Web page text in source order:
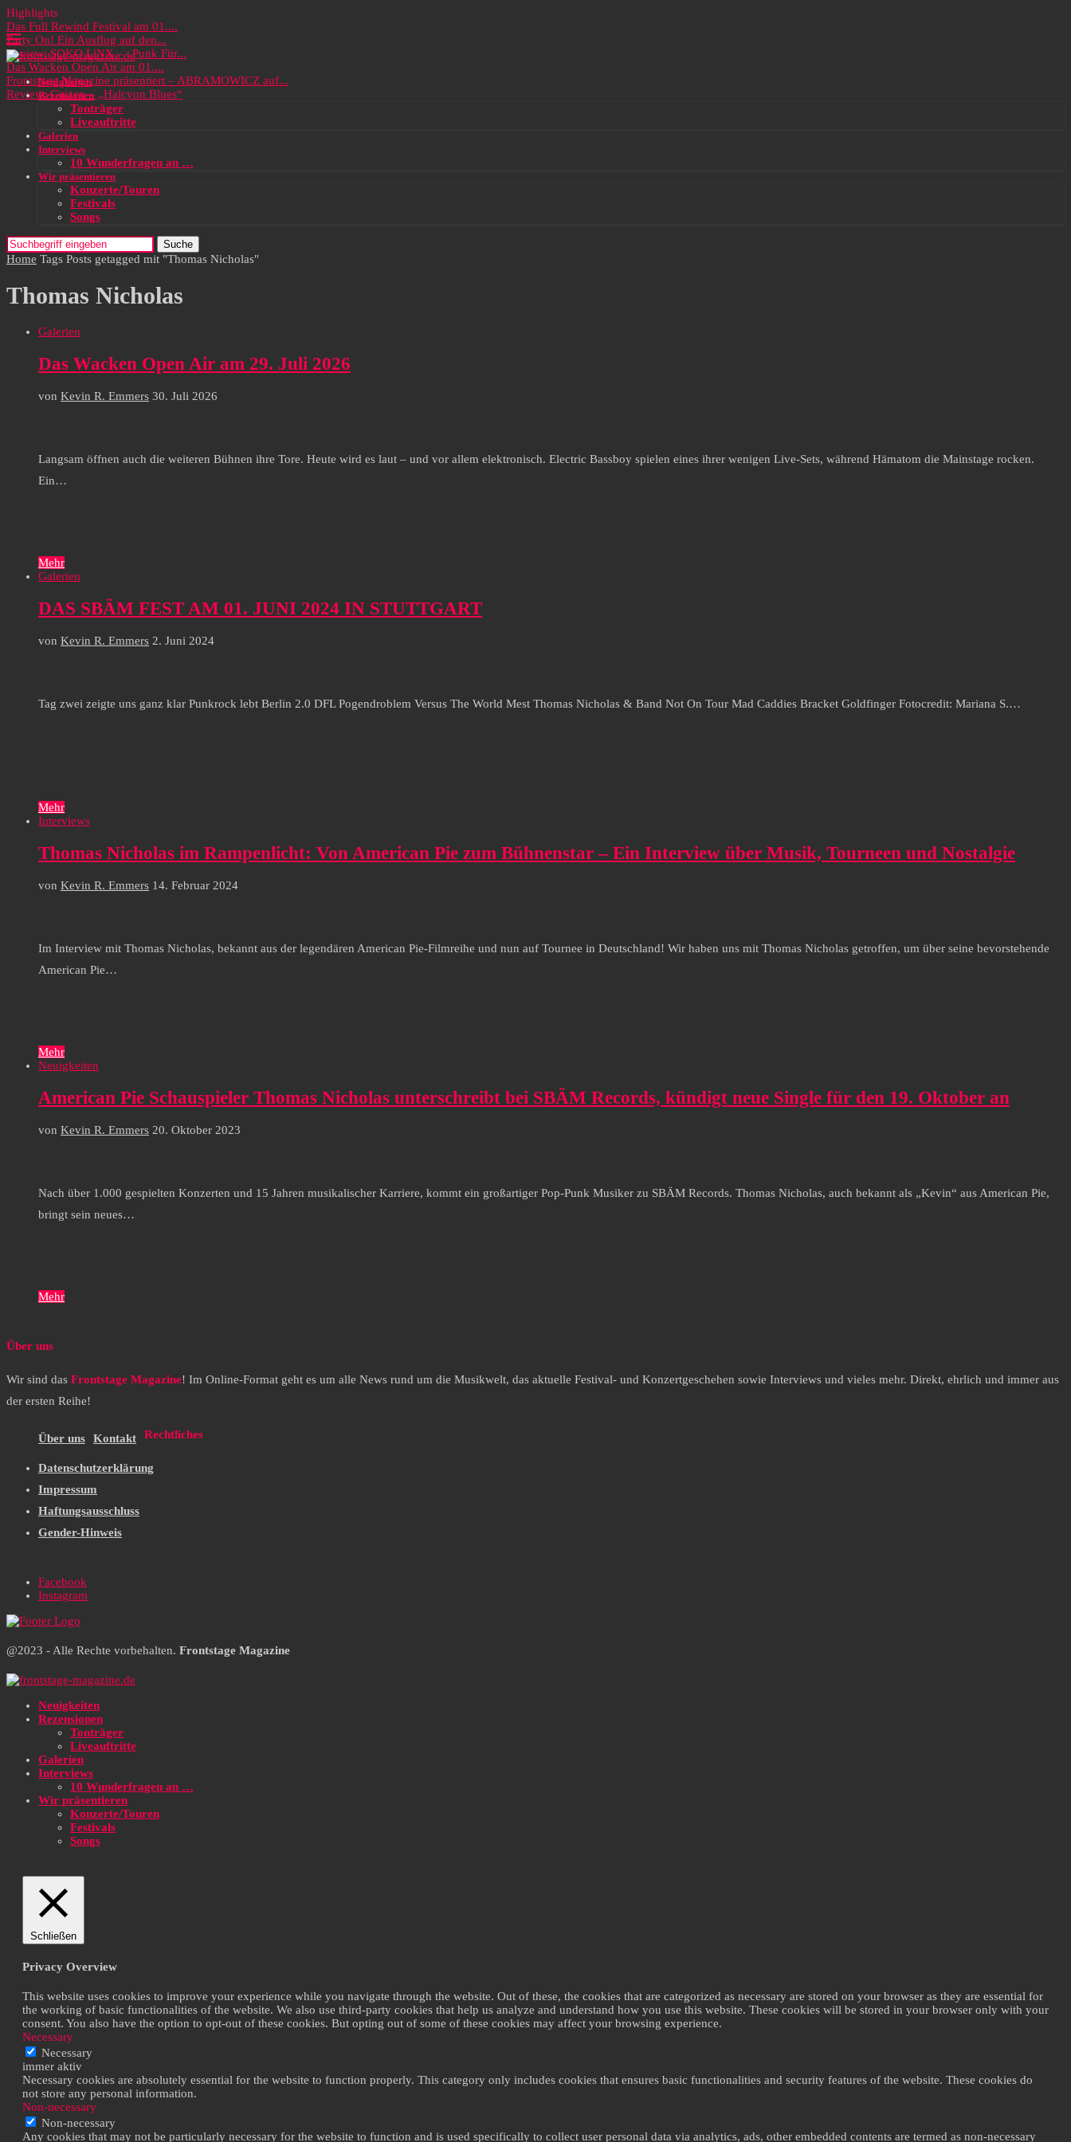
Highlights
Das Full Rewind Festival am 01....
Party On! Ein Ausflug auf den...
Review: SOKO LiNX – „Punk Für...
Das Wacken Open Air am 01....
Frontstage Magazine präsentiert – ABRAMOWICZ auf...
Review: Citizen – „Halcyon Blues“
Neuigkeiten
Rezensionen
Tonträger
Liveauftritte
Galerien
Interviews
10 Wunderfragen an …
Wir präsentieren
Konzerte/Touren
Festivals
Songs
Suche
Home Tags Posts getagged mit "Thomas Nicholas"
Thomas Nicholas
Galerien
Das Wacken Open Air am 29. Juli 2026
von Kevin R. Emmers 30. Juli 2026
Langsam öffnen auch die weiteren Bühnen ihre Tore. Heute wird es laut – und vor allem elektronisch. Electric Bassboy spielen eines ihrer wenigen Live-Sets, während Hämatom die Mainstage rocken.
Ein…
Mehr
Galerien
DAS SBÄM FEST AM 01. JUNI 2024 IN STUTTGART
von Kevin R. Emmers 2. Juni 2024
Tag zwei zeigte uns ganz klar Punkrock lebt Berlin 2.0 DFL Pogendroblem Versus The World Mest Thomas Nicholas & Band Not On Tour Mad Caddies Bracket Goldfinger Fotocredit: Mariana S.…
Mehr
Interviews
Thomas Nicholas im Rampenlicht: Von American Pie zum Bühnenstar – Ein Interview über Musik, Tourneen und Nostalgie
von Kevin R. Emmers 14. Februar 2024
Im Interview mit Thomas Nicholas, bekannt aus der legendären American Pie-Filmreihe und nun auf Tournee in Deutschland! Wir haben uns mit Thomas Nicholas getroffen, um über seine bevorstehende
American Pie…
Mehr
Neuigkeiten
American Pie Schauspieler Thomas Nicholas unterschreibt bei SBÄM Records, kündigt neue Single für den 19. Oktober an
von Kevin R. Emmers 20. Oktober 2023
Nach über 1.000 gespielten Konzerten und 15 Jahren musikalischer Karriere, kommt ein großartiger Pop-Punk Musiker zu SBÄM Records. Thomas Nicholas, auch bekannt als „Kevin“ aus American Pie,
bringt sein neues…
Mehr
Über uns
Wir sind das Frontstage Magazine! Im Online-Format geht es um alle News rund um die Musikwelt, das aktuelle Festival- und Konzertgeschehen sowie Interviews und vieles mehr. Direkt, ehrlich und immer aus
der ersten Reihe!
Über uns Kontakt Rechtliches
Datenschutzerklärung
Impressum
Haftungsausschluss
Gender-Hinweis
Facebook
Instagram
@2023 - Alle Rechte vorbehalten. Frontstage Magazine
Neuigkeiten
Rezensionen
Tonträger
Liveauftritte
Galerien
Interviews
10 Wunderfragen an …
Wir präsentieren
Konzerte/Touren
Festivals
Songs
Schließen
Privacy Overview
This website uses cookies to improve your experience while you navigate through the website. Out of these, the cookies that are categorized as necessary are stored on your browser as they are essential for
the working of basic functionalities of the website. We also use third-party cookies that help us analyze and understand how you use this website. These cookies will be stored in your browser only with your
consent. You also have the option to opt-out of these cookies. But opting out of some of these cookies may affect your browsing experience.
Necessary
Necessary
immer aktiv
Necessary cookies are absolutely essential for the website to function properly. This category only includes cookies that ensures basic functionalities and security features of the website. These cookies do
not store any personal information.
Non-necessary
Non-necessary
Any cookies that may not be particularly necessary for the website to function and is used specifically to collect user personal data via analytics, ads, other embedded contents are termed as non-necessary